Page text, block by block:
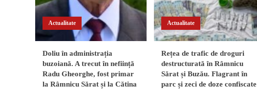
Actualitate
Doliu în administrația
buzoiană. A trecut în neființă
Radu Gheorghe, fost primar
la Râmnicu Sărat și la Cătina
Actualitate
Rețea de trafic de droguri
destructurată în Râmnicu
Sărat și Buzău. Flagrant în
parc și zeci de doze confiscate